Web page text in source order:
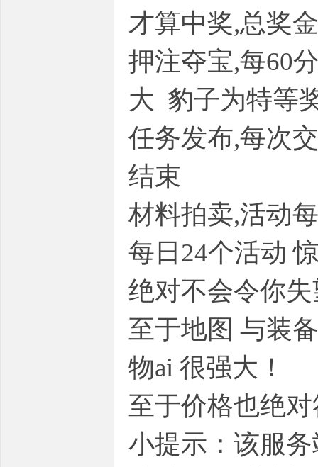
才算中奖,总奖
押注夺宝,每60
大 豹子为特等
任务发布,每次
结束
材料拍卖,活动
每日24个活动
绝对不会令你
至于地图 与装
物ai 很强大！
至于价格也绝
小提示：该服